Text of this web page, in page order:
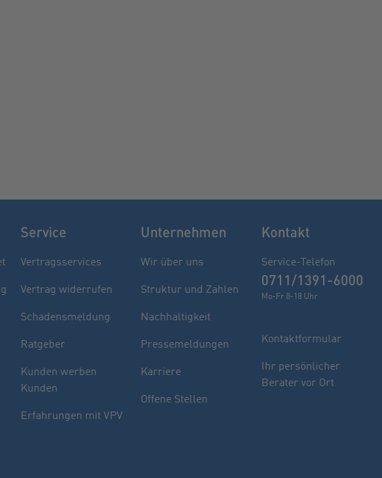
Finden Sie Ihren Berater
Sie haben noch Fragen oder möchten sich
indivuell beraten lassen.
Service
Vertragsservices
Vertrag widerrufen
Schadensmeldung
Ratgeber
Kunden werben
Kunden
Erfahrungen mit VPV
Unternehmen
Wir über uns
Struktur und Zahlen
Nachhaltigkeit
Pressemeldungen
Karriere
Offene Stellen
Kontakt
Service-Telefon
0711/1391-6000
Mo-Fr 8-18 Uhr
Kontaktformular
Ihr persönlicher
Berater vor Ort